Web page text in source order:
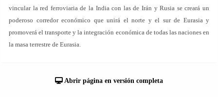
vincular la red ferroviaria de la India con las de Irán y Rusia se creará un
poderoso corredor económico que unirá el norte y el sur de Eurasia y
promoverá el transporte y la integración económica de todas las naciones en
la masa terrestre de Eurasia.
Abrir página en versión completa